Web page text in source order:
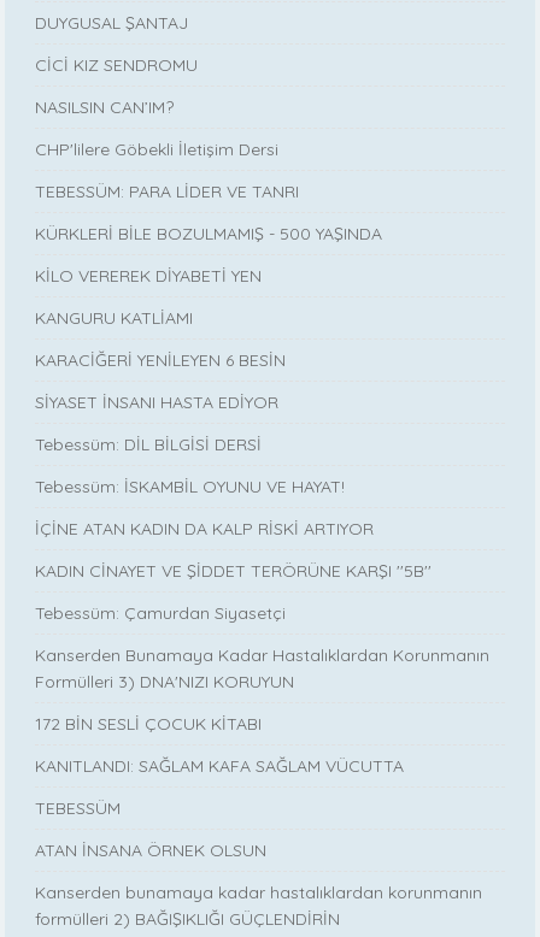
DUYGUSAL ŞANTAJ
CİCİ KIZ SENDROMU
NASILSIN CAN’IM?
CHP'lilere Göbekli İletişim Dersi
TEBESSÜM: PARA LİDER VE TANRI
KÜRKLERİ BİLE BOZULMAMIŞ - 500 YAŞINDA
KİLO VEREREK DİYABETİ YEN
KANGURU KATLİAMI
KARACİĞERİ YENİLEYEN 6 BESİN
SİYASET İNSANI HASTA EDİYOR
Tebessüm: DİL BİLGİSİ DERSİ
Tebessüm: İSKAMBİL OYUNU VE HAYAT!
İÇİNE ATAN KADIN DA KALP RİSKİ ARTIYOR
KADIN CİNAYET VE ŞİDDET TERÖRÜNE KARŞI ''5B''
Tebessüm: Çamurdan Siyasetçi
Kanserden Bunamaya Kadar Hastalıklardan Korunmanın
Formülleri 3) DNA'NIZI KORUYUN
172 BİN SESLİ ÇOCUK KİTABI
KANITLANDI: SAĞLAM KAFA SAĞLAM VÜCUTTA
TEBESSÜM
ATAN İNSANA ÖRNEK OLSUN
Kanserden bunamaya kadar hastalıklardan korunmanın
formülleri 2) BAĞIŞIKLIĞI GÜÇLENDİRİN